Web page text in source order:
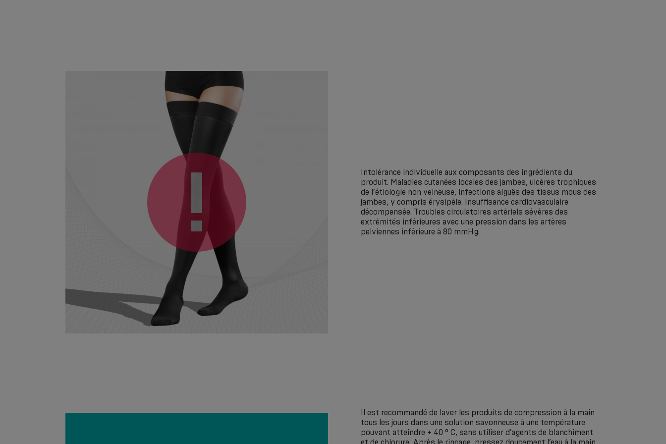
Intolérance individuelle aux composants des ingrédients du
produit. Maladies cutanées locales des jambes, ulcères trophiques
de l’étiologie non veineuse, infections aiguës des tissus mous des
jambes, y compris érysipèle. Insuffisance cardiovasculaire
décompensée. Troubles circulatoires artériels sévères des
extrémités inférieures avec une pression dans les artères
pelviennes inférieure à 80 mmHg.
Il est recommandé de laver les produits de compression à la main
tous les jours dans une solution savonneuse à une température
pouvant atteindre + 40 ° С, sans utiliser d’agents de blanchiment